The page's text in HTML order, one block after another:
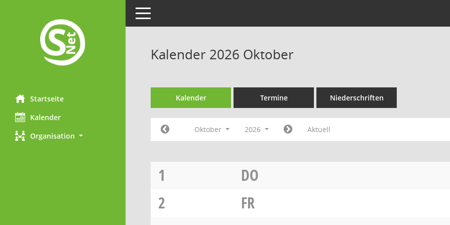
Startseite
Kalender
Organisation
Toggle navigation
Kalender 2026 Oktober
Kalender Termine Niederschriften
Oktober 2026 Aktuell
1
DO
2
FR